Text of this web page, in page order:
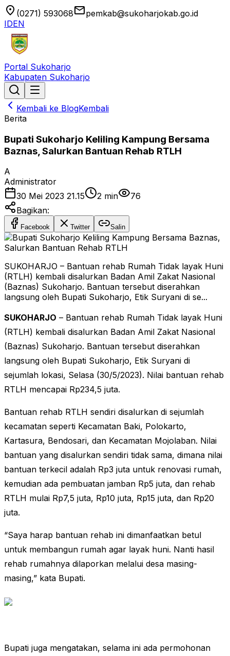
location_on (0271) 593068emailpemkab@sukoharjokab.go.id
IDEN
Portal Sukoharjo
Kabupaten Sukoharjo
Kembali ke BlogKembali
Berita
Bupati Sukoharjo Keliling Kampung Bersama
Baznas, Salurkan Bantuan Rehab RTLH
A
Administrator
30 Mei 2023 21.15
2 min
76
Bagikan:
Facebook Twitter Salin
SUKOHARJO – Bantuan rehab Rumah Tidak layak Huni
(RTLH) kembali disalurkan Badan Amil Zakat Nasional
(Baznas) Sukoharjo. Bantuan tersebut diserahkan
langsung oleh Bupati Sukoharjo, Etik Suryani di se...
SUKOHARJO – Bantuan rehab Rumah Tidak layak Huni
(RTLH) kembali disalurkan Badan Amil Zakat Nasional
(Baznas) Sukoharjo. Bantuan tersebut diserahkan
langsung oleh Bupati Sukoharjo, Etik Suryani di
sejumlah lokasi, Selasa (30/5/2023). Nilai bantuan rehab
RTLH mencapai Rp234,5 juta.
Bantuan rehab RTLH sendiri disalurkan di sejumlah
kecamatan seperti Kecamatan Baki, Polokarto,
Kartasura, Bendosari, dan Kecamatan Mojolaban. Nilai
bantuan yang disalurkan sendiri tidak sama, dimana nilai
bantuan terkecil adalah Rp3 juta untuk renovasi rumah,
kemudian ada pembuatan jamban Rp5 juta, dan rehab
RTLH mulai Rp7,5 juta, Rp10 juta, Rp15 juta, dan Rp20
juta.
“Saya harap bantuan rehab ini dimanfaatkan betul
untuk membangun rumah agar layak huni. Nanti hasil
rehab rumahnya dilaporkan melalui desa masing-
masing,” kata Bupati.
Bupati juga mengatakan, selama ini ada permohonan